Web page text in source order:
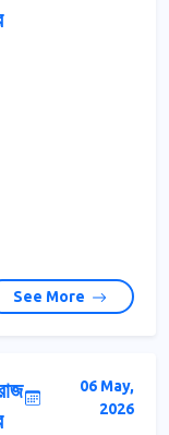
See More
06 May,
2026